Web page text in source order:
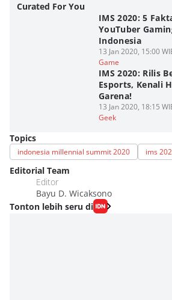
Curated For You
IMS 2020: 5
YouTuber
Indonesia
13 Jan 2020, 15:00
Game
IMS 2020: Rilis
Esports, Kenali
Garena!
13 Jan 2020, 18:15
Geek
Topics
indonesia millennial summit 2020 ims
Editorial Team
Editor
Bayu D. Wicaksono
Tonton lebih seru di